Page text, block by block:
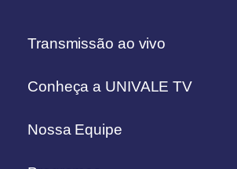
Transmissão ao vivo
Conheça a UNIVALE TV
Nossa Equipe